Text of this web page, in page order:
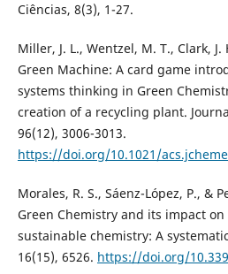
Ciências, 8(3), 1-27.
Miller, J. L., Wentzel, M. T., Clark,
Green Machine: A card game
systems thinking in Green
creation of a recycling plant.
96(12), 3006-3013.
https://doi.org/10.1021/
Morales, R. S., Sáenz-López, P., &
Green Chemistry and its impact
sustainable chemistry: A
16(15), 6526. https://doi.org/